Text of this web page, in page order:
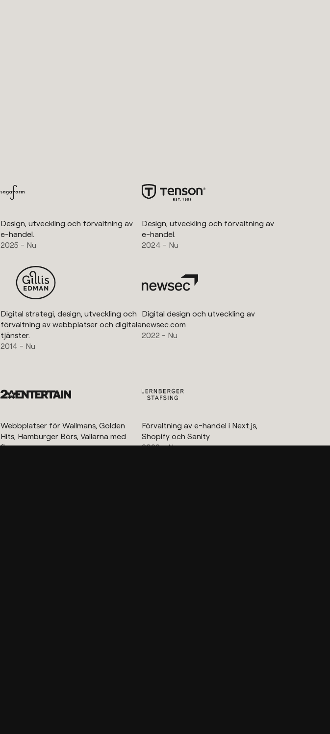
Design, utveckling och förvaltning av
e-handel.
2025 - Nu
Design, utveckling och förvaltning av
e-handel.
2024 - Nu
Digital strategi, design, utveckling och
förvaltning av webbplatser och digitala
tjänster.
2014 - Nu
Digital design och utveckling av
newsec.com
2022 - Nu
Webbplatser för Wallmans, Golden
Hits, Hamburger Börs, Vallarna med
flera.
Förvaltning av e-handel i Next.js,
Shopify och Sanity
2023 - Nu